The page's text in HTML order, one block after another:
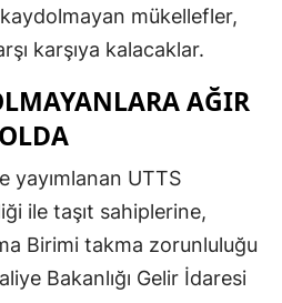
Kastamonu
Kayseri
Kırklareli
Kocaeli
Konya
Kütahya
mükellefler,
karşıya kalacaklar.
AĞIR
yayımlanan UTTS
ile taşıt sahiplerine,
Birimi takma zorunluluğu
Bakanlığı Gelir İdaresi